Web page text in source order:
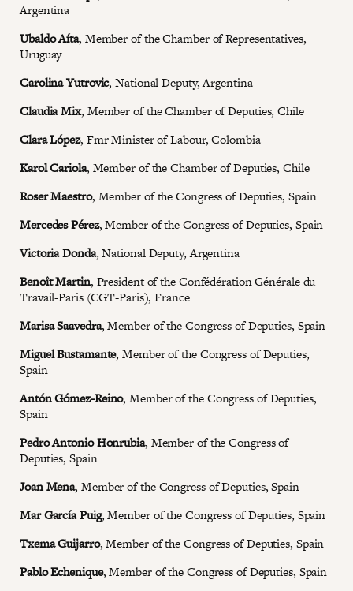
Argentina
Ubaldo Aíta, Member of the Chamber of Representatives,
Uruguay
Carolina Yutrovic, National Deputy, Argentina
Claudia Mix, Member of the Chamber of Deputies, Chile
Clara López, Fmr Minister of Labour, Colombia
Karol Cariola, Member of the Chamber of Deputies, Chile
Roser Maestro, Member of the Congress of Deputies, Spain
Mercedes Pérez, Member of the Congress of Deputies, Spain
Victoria Donda, National Deputy, Argentina
Benoît Martin, President of the Confédération Générale du
Travail-Paris (CGT-Paris), France
Marisa Saavedra, Member of the Congress of Deputies, Spain
Miguel Bustamante, Member of the Congress of Deputies,
Spain
Antón Gómez-Reino, Member of the Congress of Deputies,
Spain
Pedro Antonio Honrubia, Member of the Congress of
Deputies, Spain
Joan Mena, Member of the Congress of Deputies, Spain
Mar García Puig, Member of the Congress of Deputies, Spain
Txema Guijarro, Member of the Congress of Deputies, Spain
Pablo Echenique, Member of the Congress of Deputies, Spain